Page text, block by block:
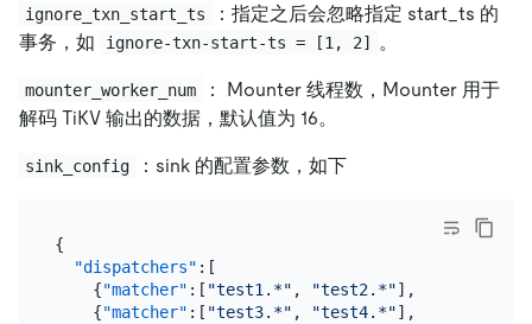
ignore_txn_start_ts
：指定之后会忽略指定 start_ts 的
事务，如
ignore-txn-start-ts = [1, 2] 。
mounter_worker_num
： Mounter 线程数，Mounter 用于
解码 TiKV 输出的数据，默认值为 16。
sink_config ：sink 的配置参数，如下
{
"dispatchers" : [
{"matcher" : [ "test1.*" , "test2.*"] ,
{"matcher" : [ "test3.*" , "test4.*"] ,